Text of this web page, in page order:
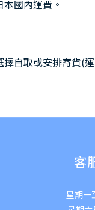
國內運費。
自取或安排寄貨(
客
星期一